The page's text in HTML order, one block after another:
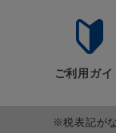
ご利用ガイ
※税表記が